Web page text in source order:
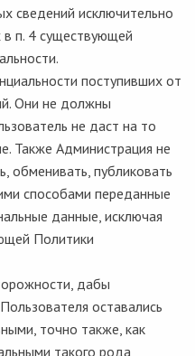
сведений исключительно
в п. 4 существующей
поступивших от
Они не должны
не даст на то
Также Администрация не
обменивать, публиковать
способами переданные
данные, исключая
Политики
дабы
оставались
точно также, как
такого рода